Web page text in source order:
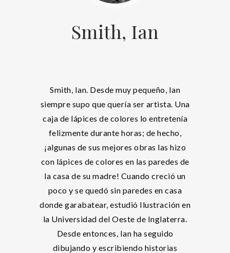
Smith, Ian
Smith, Ian. Desde muy pequeño, Ian
siempre supo que quería ser artista. Una
caja de lápices de colores lo entretenía
felizmente durante horas; de hecho,
¡algunas de sus mejores obras las hizo
con lápices de colores en las paredes de
la casa de su madre! Cuando creció un
poco y se quedó sin paredes en casa
donde garabatear, estudió Ilustración en
la Universidad del Oeste de Inglaterra.
Desde entonces, Ian ha seguido
dibujando y escribiendo historias